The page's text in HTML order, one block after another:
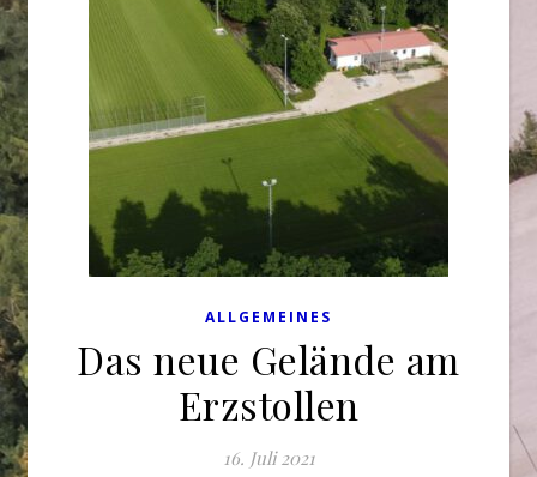
ALLGEMEINES
Das neue Gelände am
Erzstollen
16. Juli 2021